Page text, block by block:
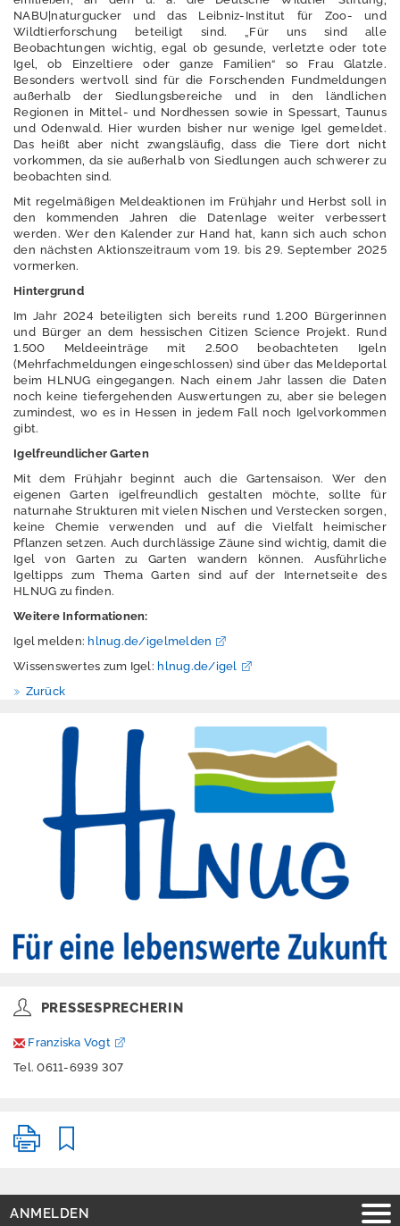
Datenschutzerkläru
ng für den Twitter-
Account
Datenschutzerkläru
ng LinkedIn-
Account
Datenschutzerkläru
ng für den
Instagram-Account
n
e
d
e
n
n
g
s
h
h
e
s
e
d
a
m
u
m
t
NABU|naturgucker und das Leibniz-Institut für Zoo- und
Wildtierforschung beteiligt sind. „Für uns sind alle
Beobachtungen wichtig, egal ob gesunde, verletzte oder tote
Igel, ob Einzeltiere oder ganze Familien“ so Frau Glatzle.
Besonders wertvoll sind für die Forschenden Fundmeldungen
außerhalb der Siedlungsbereiche und in den ländlichen
Regionen in Mittel- und Nordhessen sowie in Spessart, Taunus
und Odenwald. Hier wurden bisher nur wenige Igel gemeldet.
Das heißt aber nicht zwangsläufig, dass die Tiere dort nicht
vorkommen, da sie außerhalb von Siedlungen auch schwerer zu
beobachten sind.
Mit regelmäßigen Meldeaktionen im Frühjahr und Herbst soll in
den kommenden Jahren die Datenlage weiter verbessert
werden. Wer den Kalender zur Hand hat, kann sich auch schon
den nächsten Aktionszeitraum vom 19. bis 29. September 2025
vormerken.
Hintergrund
Im Jahr 2024 beteiligten sich bereits rund 1.200 Bürgerinnen
und Bürger an dem hessischen Citizen Science Projekt. Rund
1.500 Meldeeinträge mit 2.500 beobachteten Igeln
(Mehrfachmeldungen eingeschlossen) sind über das Meldeportal
beim HLNUG eingegangen. Nach einem Jahr lassen die Daten
noch keine tiefergehenden Auswertungen zu, aber sie belegen
zumindest, wo es in Hessen in jedem Fall noch Igelvorkommen
gibt.
Igelfreundlicher Garten
Mit dem Frühjahr beginnt auch die Gartensaison. Wer den
eigenen Garten igelfreundlich gestalten möchte, sollte für
naturnahe Strukturen mit vielen Nischen und Verstecken sorgen,
keine Chemie verwenden und auf die Vielfalt heimischer
Pflanzen setzen. Auch durchlässige Zäune sind wichtig, damit die
Igel von Garten zu Garten wandern können. Ausführliche
Igeltipps zum Thema Garten sind auf der Internetseite des
HLNUG zu finden.
Weitere Informationen:
Igel melden: hlnug.de/igelmelden
Wissenswertes zum Igel: hlnug.de/igel
Zurück
PRESSESPRECHERIN
Franziska Vogt
Tel. 0611-6939 307
ANMELDEN